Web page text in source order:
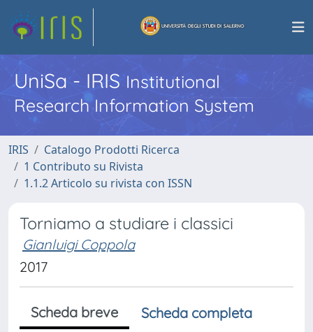
UniSa - IRISInstitutional
Research Information System
IRIS
Catalogo Prodotti Ricerca
1 Contributo su Rivista
1.1.2 Articolo su rivista con ISSN
Torniamo a studiare i classici
Gianluigi Coppola
2017
Scheda breve
Scheda completa